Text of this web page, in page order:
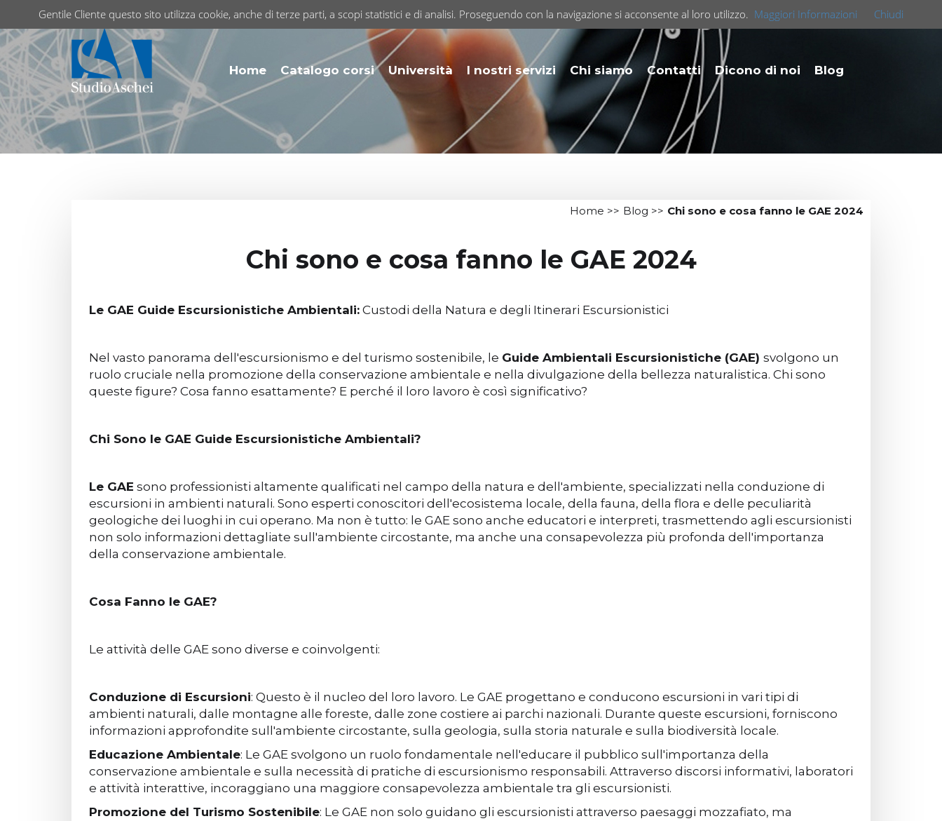
Home Catalogo corsi Università I nostri servizi Chi siamo Contatti Dicono di noi Blog
Chi sono e cosa fanno le GAE 2024
Blog >>
Home >>
Chi sono e cosa fanno le GAE 2024
Le GAE Guide Escursionistiche Ambientali: Custodi della Natura e degli Itinerari Escursionistici
Nel vasto panorama dell'escursionismo e del turismo sostenibile, le Guide Ambientali Escursionistiche (GAE) svolgono un
ruolo cruciale nella promozione della conservazione ambientale e nella divulgazione della bellezza naturalistica. Chi sono
queste figure? Cosa fanno esattamente? E perché il loro lavoro è così significativo?
Chi Sono le GAE Guide Escursionistiche Ambientali?
Le GAE sono professionisti altamente qualificati nel campo della natura e dell'ambiente, specializzati nella conduzione di
escursioni in ambienti naturali. Sono esperti conoscitori dell'ecosistema locale, della fauna, della flora e delle peculiarità
geologiche dei luoghi in cui operano. Ma non è tutto: le GAE sono anche educatori e interpreti, trasmettendo agli escursionisti
non solo informazioni dettagliate sull'ambiente circostante, ma anche una consapevolezza più profonda dell'importanza
della conservazione ambientale.
Cosa Fanno le GAE?
Le attività delle GAE sono diverse e coinvolgenti:
Conduzione di Escursioni: Questo è il nucleo del loro lavoro. Le GAE progettano e conducono escursioni in vari tipi di
ambienti naturali, dalle montagne alle foreste, dalle zone costiere ai parchi nazionali. Durante queste escursioni, forniscono
informazioni approfondite sull'ambiente circostante, sulla geologia, sulla storia naturale e sulla biodiversità locale.
Educazione Ambientale: Le GAE svolgono un ruolo fondamentale nell'educare il pubblico sull'importanza della
conservazione ambientale e sulla necessità di pratiche di escursionismo responsabili. Attraverso discorsi informativi, laboratori
e attività interattive, incoraggiano una maggiore consapevolezza ambientale tra gli escursionisti.
Promozione del Turismo Sostenibile: Le GAE non solo guidano gli escursionisti attraverso paesaggi mozzafiato, ma
Gentile Cliente questo sito utilizza cookie, anche di terze parti, a scopi statistici e di analisi. Proseguendo con la navigazione si acconsente al loro utilizzo. Maggiori Informazioni Chiudi